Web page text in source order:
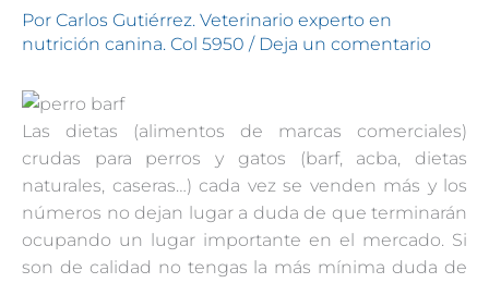
Por Carlos Gutiérrez. Veterinario experto en
nutrición canina. Col 5950 / Deja un comentario
Las dietas (alimentos de marcas comerciales)
crudas para perros y gatos (barf, acba, dietas
naturales, caseras…) cada vez se venden más y los
números no dejan lugar a duda de que terminarán
ocupando un lugar importante en el mercado. Si
son de calidad no tengas la más mínima duda de